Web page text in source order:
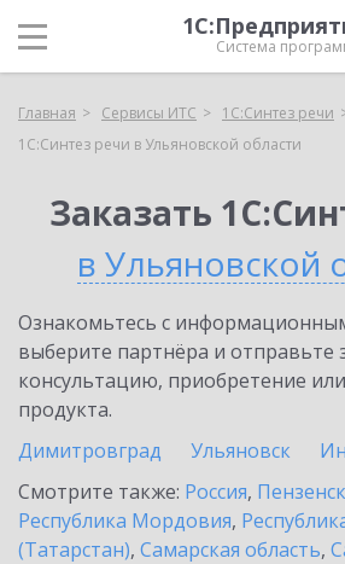
Система
Главная Сервисы ИТС
1С:Синтез речи
1С:Синтез речи в Ульяновской области
Заказать
в Ульяновской
Ознакомьтесь с
выберите партнёра и отправьте
консультацию, приобретение
продукта.
Димитровград
Ульяновск
Смотрите также: Россия,
Республика Мордовия,
(Татарстан), Самарская область,